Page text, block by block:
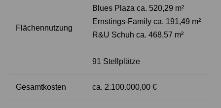
Flächennutzung
Blues Plaza ca. 520,29 m²
Ernstings-Family ca. 191,49 m²
R&U Schuh ca. 468,57 m²
91 Stellplätze
Gesamtkosten ca. 2.100.000,00 €